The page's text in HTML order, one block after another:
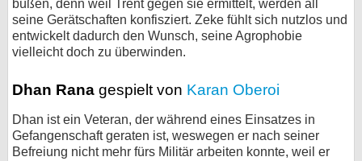
büßen, denn weil Trent gegen sie ermittelt, werden all
seine Gerätschaften konfisziert. Zeke fühlt sich nutzlos und
entwickelt dadurch den Wunsch, seine Agrophobie
vielleicht doch zu überwinden.
Dhan Rana gespielt von Karan Oberoi
Dhan ist ein Veteran, der während eines Einsatzes in
Gefangenschaft geraten ist, weswegen er nach seiner
Befreiung nicht mehr fürs Militär arbeiten konnte, weil er